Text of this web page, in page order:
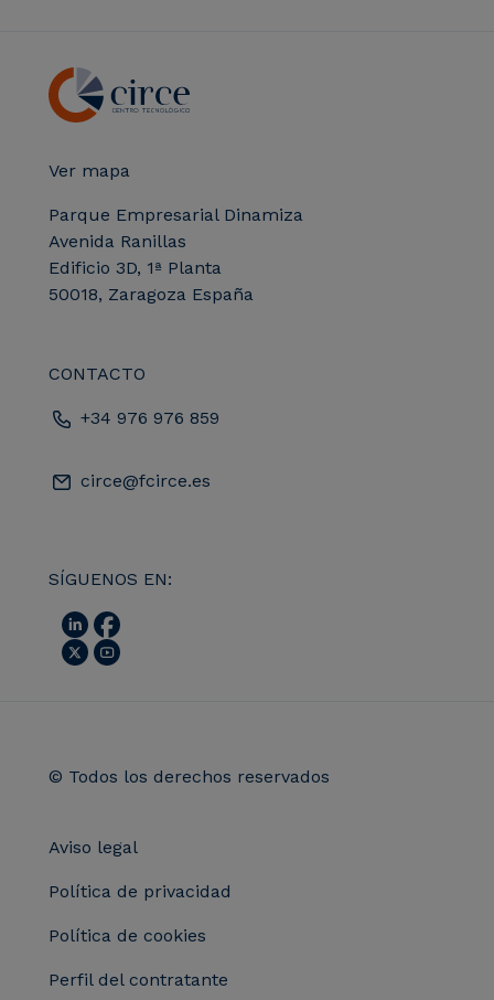
Ver mapa
Parque Empresarial Dinamiza
Avenida Ranillas
Edificio 3D, 1ª Planta
50018, Zaragoza España
CONTACTO
+34 976 976 859
circe@fcirce.es
SÍGUENOS EN:
© Todos los derechos reservados
Aviso legal
Política de privacidad
Política de cookies
Perfil del contratante